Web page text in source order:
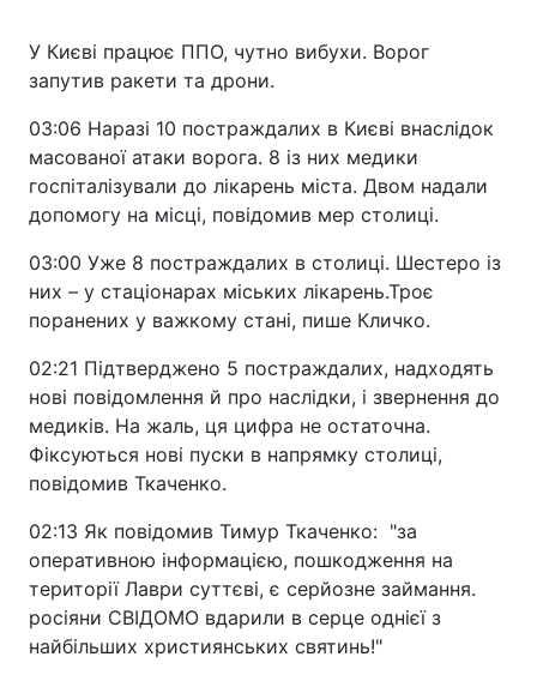
У Києві працює ППО, чутно вибухи. Ворог
запутив ракети та дрони.
03:06 Наразі 10 постраждалих в Києві внаслідок
масованої атаки ворога. 8 із них медики
госпіталізували до лікарень міста. Двом надали
допомогу на місці, повідомив мер столиці.
03:00 Уже 8 постраждалих в столиці. Шестеро із
них – у стаціонарах міських лікарень.Троє
поранених у важкому стані, пише Кличко.
02:21 Підтверджено 5 постраждалих, надходять
нові повідомлення й про наслідки, і звернення до
медиків. На жаль, ця цифра не остаточна.
Фіксуються нові пуски в напрямку столиці,
повідомив Ткаченко.
02:13 Як повідомив Тимур Ткаченко: "за
оперативною інформацією, пошкодження на
території Лаври суттєві, є серйозне займання.
росіяни СВІДОМО вдарили в серце однієї з
найбільших християнських святинь!"